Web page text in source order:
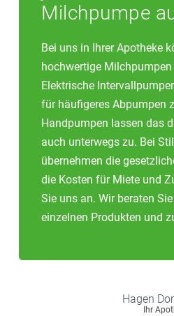
Milchpumpe
Bei uns in Ihrer Apotheke
hochwertige Milchpumpen
Elektrische
für häufigeres Abpumpen
Handpumpen lassen das
auch unterwegs zu. Bei
übernehmen die
die Kosten für Miete und
Sie uns an. Wir beraten
einzelnen Produkten und
Hagen
Ihr